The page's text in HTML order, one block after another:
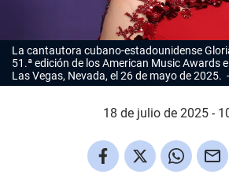
La cantautora cubano-estadounidense
51.ª edición de los American Music Awards
Las Vegas, Nevada, el 26 de mayo de 2025.
18 de julio de 2025 -